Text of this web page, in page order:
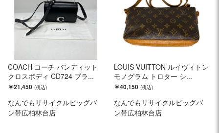
COACH コーチ バンディット
クロスボディ CD724 ブラ...
￥21,450
なんでもリサイクルビッグバ
ン帯広柏林台店
LOUIS VUITTON ルイヴィトン
モノグラム トロター シ...
￥40,150
なんでもリサイクルビッグバ
ン帯広柏林台店